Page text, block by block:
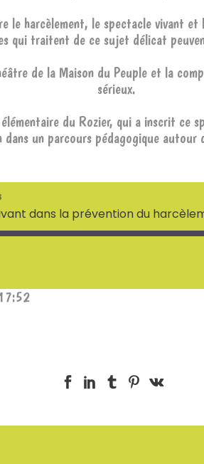
le harcèlement, le spectacle vivant et
qui traitent de ce sujet délicat
de la Maison du Peuple et la
sérieux.
du Rozier, qui a inscrit ce
dans un parcours pédagogique autour
dans la prévention du